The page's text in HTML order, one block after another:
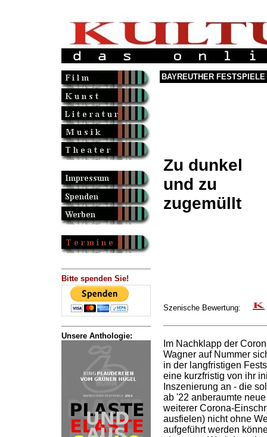
Bitte spenden Sie!
Unsere Anthologie:
BAYREUTHER FESTSPIELE
Zu dunkel
und zu
zugemüllt
Szenische Bewertung:
Im Nachklapp der
Wagner auf Nummer
in der langfristigen
eine kurzfristig von ihr
Inszenierung an - die
ab '22 anberaumte
weiterer Corona-
ausfielen) nicht ohne
aufgeführt werden